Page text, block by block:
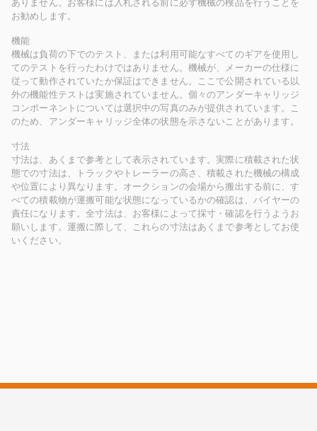
ありません。お客様には入札される前に必ず機械の検品を行うことを
お勧めします。
機能
機械は負荷の下でのテスト、または利用可能なすべてのギアを使用し
てのテストを行ったわけではありません。機械が、メーカーの仕様に
従って動作されていたか保証はできません。ここで公開されている以
外の機能性テストは実施されていません。個々のアンダーキャリッジ
コンポーネントについては選択中の写真のみが提供されています。こ
のため、アンダーキャリッジ全体の状態を示さないことがあります。
寸法
寸法は、あくまで参考として表示されています。実際に積載された状
態での寸法は、トラックやトレーラーの高さ、積載された機械の構成
や位置により異なります。オークションの会場から搬出する前に、す
べての積載物が運搬可能な状態になっているかの確認は、バイヤーの
責任になります。全寸法は、お客様によって採寸・確認を行うようお
願いします。運搬に際して、これらの寸法はあくまで参考としてお使
いください。